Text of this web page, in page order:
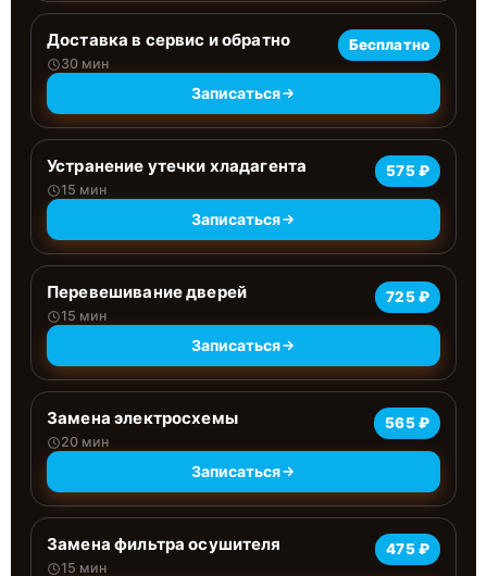
Доставка в сервис и обратно
30 мин
Бесплатно
Записаться
Устранение утечки хладагента
15 мин
575 ₽
Записаться
Перевешивание дверей
15 мин
725 ₽
Записаться
Замена электросхемы
20 мин
565 ₽
Записаться
Замена фильтра осушителя
15 мин
475 ₽